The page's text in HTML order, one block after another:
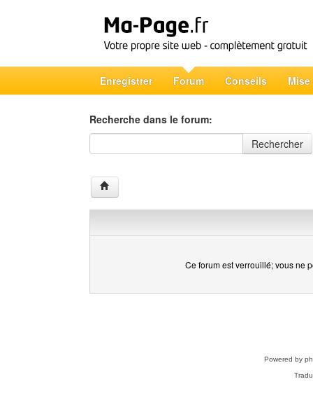
Enregistrer Forum Conseils Mise
Recherche dans le forum:
Recherche dans le forum
Rechercher
Ce forum est verrouillé; vous ne
Powered by